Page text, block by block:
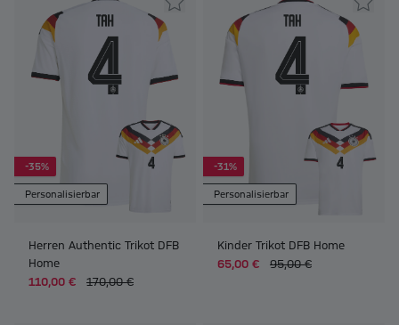
-35%
Personalisierbar
Herren Authentic Trikot DFB
Home
110,00 €
170,00 €
-31%
Personalisierbar
Kinder Trikot DFB Home
65,00 €
95,00 €